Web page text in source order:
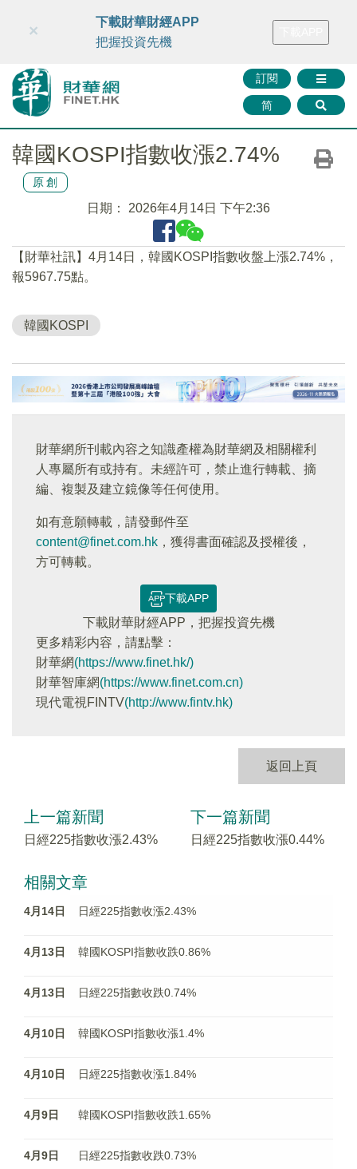
財華智庫網 FINTV FINMETA 財華證券 媒體矩陣
訂閱
简
×
下載財華財經APP
把握投資先機
韓國KOSPI指數收漲2.74%
原創
日期： 2026年4月14日 下午2:36
【財華社訊】4月14日，韓國KOSPI指數收盤上漲2.74%，
報5967.75點。
韓國KOSPI
財華網所刊載內容之知識產權為財華網及相關權利
人專屬所有或持有。未經許可，禁止進行轉載、摘
編、複製及建立鏡像等任何使用。
如有意願轉載，請發郵件至
content@finet.com.hk ，獲得書面確認及授權後，
方可轉載。
下載APP
下載財華財經APP，把握投資先機
更多精彩内容，請點擊：
財華網(https://www.finet.hk/)
財華智庫網(https://www.finet.com.cn)
現代電視FINTV(http://www.fintv.hk)
返回上頁
上一篇新聞
日經225指數收漲2.43%
下一篇新聞
日經225指數收漲0.44%
相關文章
4月14日 日經225指數收漲2.43%
4月13日 韓國KOSPI指數收跌0.86%
4月13日 日經225指數收跌0.74%
4月10日 韓國KOSPI指數收漲1.4%
4月10日 日經225指數收漲1.84%
4月9日 韓國KOSPI指數收跌1.65%
4月9日 日經225指數收跌0.73%